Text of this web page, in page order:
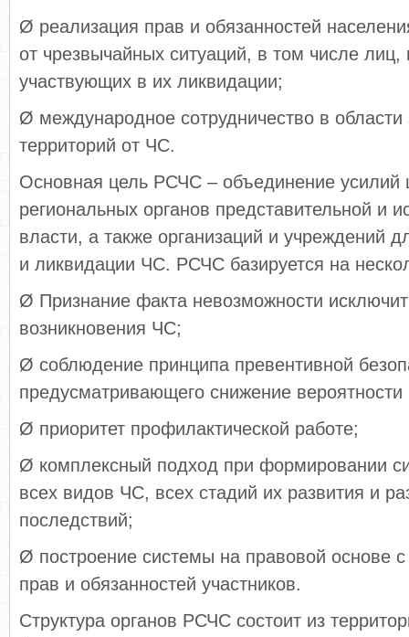
Ø реализация прав и обязанностей
от чрезвычайных ситуаций, в том числе лиц,
участвующих в их ликвидации;
Ø международное сотрудничество в
территорий от ЧС.
Основная цель РСЧС – объединение усилий
региональных органов представительной и
власти, а также организаций и учреждений
и ликвидации ЧС. РСЧС базируется на
Ø Признание факта невозможности
возникновения ЧС;
Ø соблюдение принципа превентивной
предусматривающего снижение
Ø приоритет профилактической работе;
Ø комплексный подход при формировании
всех видов ЧС, всех стадий их развития и
последствий;
Ø построение системы на правовой основе с
прав и обязанностей участников.
Структура органов РСЧС состоит из